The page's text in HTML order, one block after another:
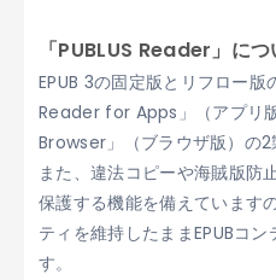
「PUBLUS Reader」につ
EPUB 3の固定版とリフロー版
Reader for Apps」（アプリ
Browser」（ブラウザ版）の2
また、違法コピーや海賊版防
保護する機能を備えています
ティを維持したままEPUBコ
す。